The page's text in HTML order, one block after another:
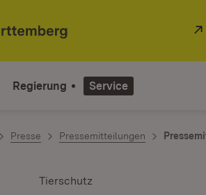
Regierung Service
Presse Pressemitteilungen
Tierschutz